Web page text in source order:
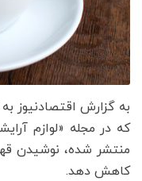
منتشر شده، نوشیدن
کاهش دهد.